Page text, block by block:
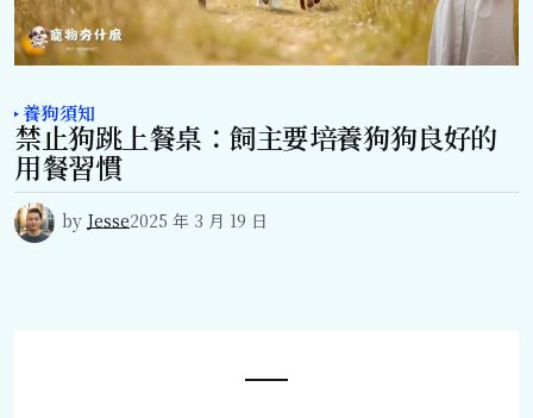
養狗須知
禁止狗跳上餐桌：飼主要培養狗狗良好的
用餐習慣
by Jesse2025 年 3 月 19 日